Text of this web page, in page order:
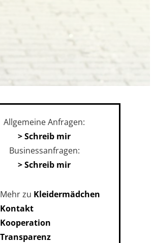
Allgemeine Anfragen:
> Schreib mir
Businessanfragen:
> Schreib mir
Mehr zu Kleidermädchen
Kontakt
Kooperation
Transparenz